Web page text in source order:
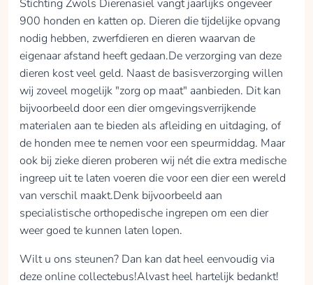
Stichting Zwols Dierenasiel vangt jaarlijks ongeveer
900 honden en katten op. Dieren die tijdelijke opvang
nodig hebben, zwerfdieren en dieren waarvan de
eigenaar afstand heeft gedaan.De verzorging van deze
dieren kost veel geld. Naast de basisverzorging willen
wij zoveel mogelijk "zorg op maat" aanbieden. Dit kan
bijvoorbeeld door een dier omgevingsverrijkende
materialen aan te bieden als afleiding en uitdaging, of
de honden mee te nemen voor een speurmiddag. Maar
ook bij zieke dieren proberen wij nét die extra medische
ingreep uit te laten voeren die voor een dier een wereld
van verschil maakt.Denk bijvoorbeeld aan
specialistische orthopedische ingrepen om een dier
weer goed te kunnen laten lopen.
Wilt u ons steunen? Dan kan dat heel eenvoudig via
deze online collectebus!Alvast heel hartelijk bedankt!